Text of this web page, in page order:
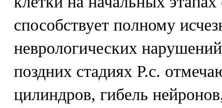
способствует полному
неврологических
поздних стадиях Р.с.
цилиндров, гибель